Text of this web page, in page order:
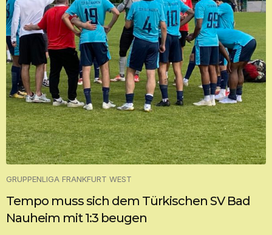
GRUPPENLIGA FRANKFURT WEST
Tempo muss sich dem Türkischen SV Bad
Nauheim mit 1:3 beugen